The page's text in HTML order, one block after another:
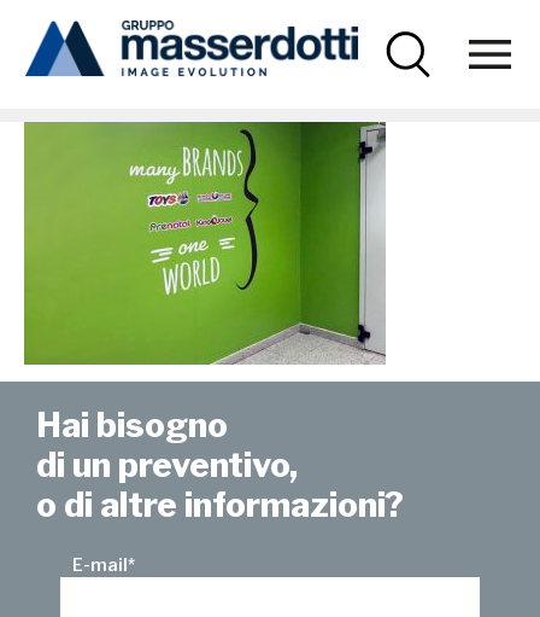
Hai bisogno
di un preventivo,
o di altre informazioni?
E-mail*